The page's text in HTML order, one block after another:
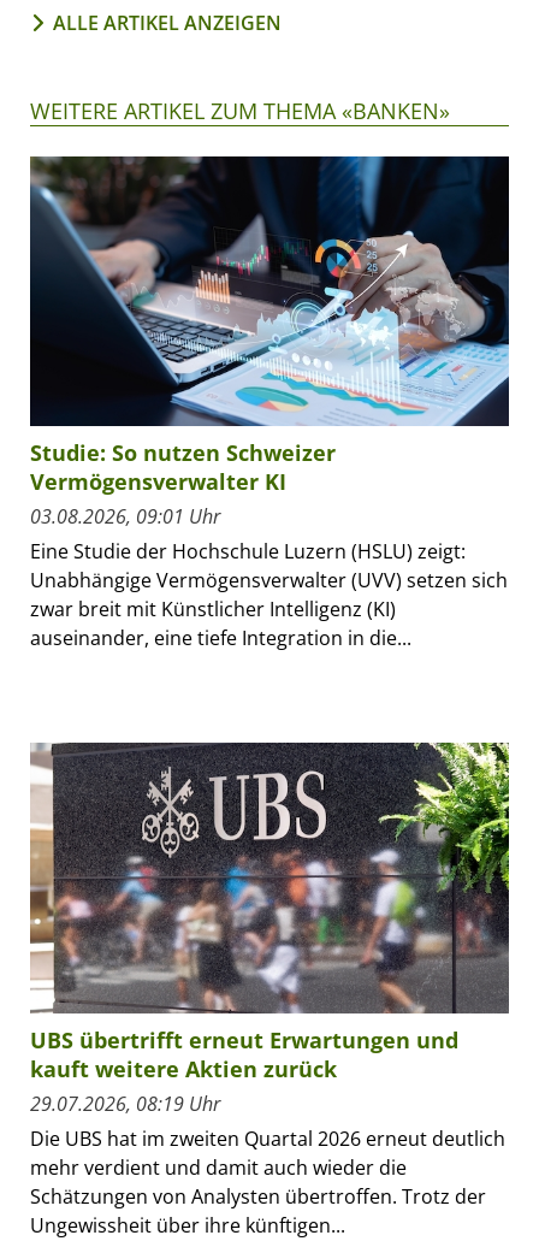
ALLE ARTIKEL ANZEIGEN
WEITERE ARTIKEL ZUM THEMA «BANKEN»
Studie: So nutzen Schweizer
Vermögensverwalter KI
03.08.2026, 09:01 Uhr
Eine Studie der Hochschule Luzern (HSLU) zeigt:
Unabhängige Vermögensverwalter (UVV) setzen sich
zwar breit mit Künstlicher Intelligenz (KI)
auseinander, eine tiefe Integration in die...
UBS übertrifft erneut Erwartungen und
kauft weitere Aktien zurück
29.07.2026, 08:19 Uhr
Die UBS hat im zweiten Quartal 2026 erneut deutlich
mehr verdient und damit auch wieder die
Schätzungen von Analysten übertroffen. Trotz der
Ungewissheit über ihre künftigen...